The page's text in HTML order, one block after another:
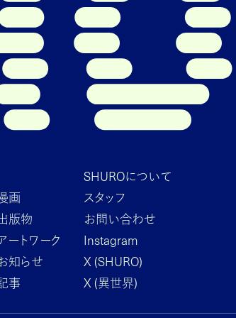
画
版物
トワーク
知らせ
事
SHUROについて
スタッフ
お問い合わせ
Instagram
X (SHURO)
X (異世界)